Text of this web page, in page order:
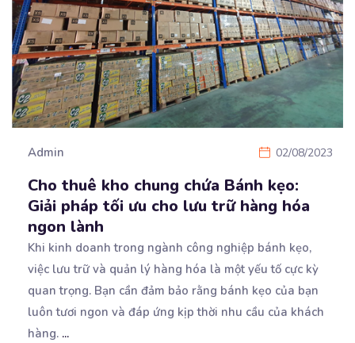
Admin 02/08/2023
Cho thuê kho chung chứa Bánh kẹo:
Giải pháp tối ưu cho lưu trữ hàng hóa
ngon lành
Khi kinh doanh trong ngành công nghiệp bánh kẹo,
việc lưu trữ và quản lý hàng hóa là một yếutố cực kỳ
quan trọng. Bạn cần đảm bảo rằng bánh kẹo của bạn
luôn tươi ngon và đáp ứng kịp thời nhu cầu của khách
hàng. ...